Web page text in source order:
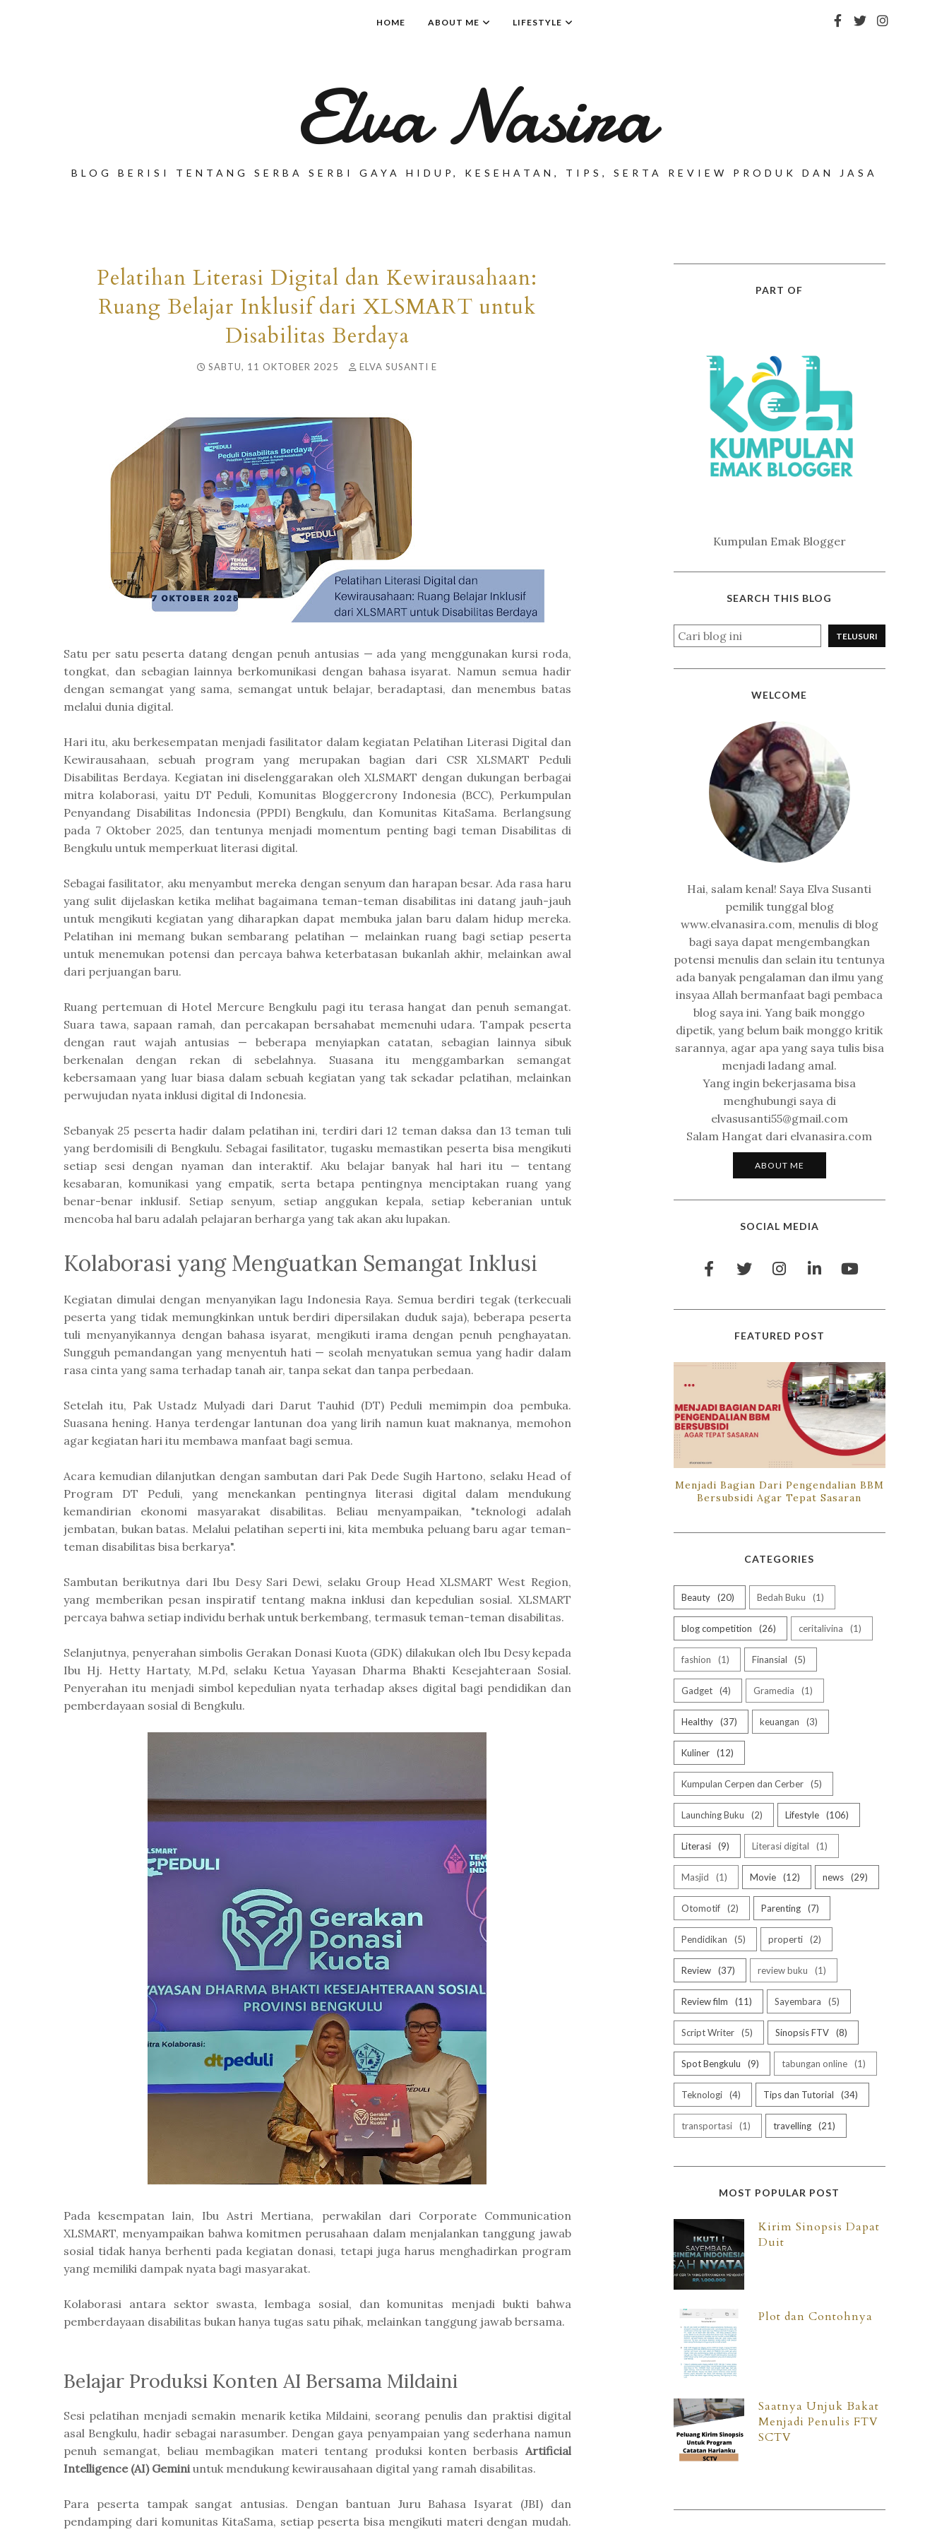
HOME ABOUT ME LIFESTYLE
Elva Nasira
BLOG BERISI TENTANG SERBA SERBI GAYA HIDUP, KESEHATAN, TIPS, SERTA REVIEW PRODUK DAN JASA
Pelatihan Literasi Digital dan Kewirausahaan:
Ruang Belajar Inklusif dari XLSMART untuk
Disabilitas Berdaya
SABTU, 11 OKTOBER 2025 ELVA SUSANTI E
Satu per satu peserta datang dengan penuh antusias — ada yang menggunakan kursi roda,
tongkat, dan sebagian lainnya berkomunikasi dengan bahasa isyarat. Namun semua hadir
dengan semangat yang sama, semangat untuk belajar, beradaptasi, dan menembus batas
melalui dunia digital.
Hari itu, aku berkesempatan menjadi fasilitator dalam kegiatan Pelatihan Literasi Digital dan
Kewirausahaan, sebuah program yang merupakan bagian dari CSR XLSMART Peduli
Disabilitas Berdaya. Kegiatan ini diselenggarakan oleh XLSMART dengan dukungan berbagai
mitra kolaborasi, yaitu DT Peduli, Komunitas Bloggercrony Indonesia (BCC), Perkumpulan
Penyandang Disabilitas Indonesia (PPDI) Bengkulu, dan Komunitas KitaSama. Berlangsung
pada 7 Oktober 2025, dan tentunya menjadi momentum penting bagi teman Disabilitas di
Bengkulu untuk memperkuat literasi digital.
Sebagai fasilitator, aku menyambut mereka dengan senyum dan harapan besar. Ada rasa haru
yang sulit dijelaskan ketika melihat bagaimana teman-teman disabilitas ini datang jauh-jauh
untuk mengikuti kegiatan yang diharapkan dapat membuka jalan baru dalam hidup mereka.
Pelatihan ini memang bukan sembarang pelatihan — melainkan ruang bagi setiap peserta
untuk menemukan potensi dan percaya bahwa keterbatasan bukanlah akhir, melainkan awal
dari perjuangan baru.
Ruang pertemuan di Hotel Mercure Bengkulu pagi itu terasa hangat dan penuh semangat.
Suara tawa, sapaan ramah, dan percakapan bersahabat memenuhi udara. Tampak peserta
dengan raut wajah antusias — beberapa menyiapkan catatan, sebagian lainnya sibuk
berkenalan dengan rekan di sebelahnya. Suasana itu menggambarkan semangat
kebersamaan yang luar biasa dalam sebuah kegiatan yang tak sekadar pelatihan, melainkan
perwujudan nyata inklusi digital di Indonesia.
Sebanyak 25 peserta hadir dalam pelatihan ini, terdiri dari 12 teman daksa dan 13 teman tuli
yang berdomisili di Bengkulu. Sebagai fasilitator, tugasku memastikan peserta bisa mengikuti
setiap sesi dengan nyaman dan interaktif. Aku belajar banyak hal hari itu — tentang
kesabaran, komunikasi yang empatik, serta betapa pentingnya menciptakan ruang yang
benar-benar inklusif. Setiap senyum, setiap anggukan kepala, setiap keberanian untuk
mencoba hal baru adalah pelajaran berharga yang tak akan aku lupakan.
Kolaborasi yang Menguatkan Semangat Inklusi
Kegiatan dimulai dengan menyanyikan lagu Indonesia Raya. Semua berdiri tegak (terkecuali
peserta yang tidak memungkinkan untuk berdiri dipersilakan duduk saja), beberapa peserta
tuli menyanyikannya dengan bahasa isyarat, mengikuti irama dengan penuh penghayatan.
Sungguh pemandangan yang menyentuh hati — seolah menyatukan semua yang hadir dalam
rasa cinta yang sama terhadap tanah air, tanpa sekat dan tanpa perbedaan.
Setelah itu, Pak Ustadz Mulyadi dari Darut Tauhid (DT) Peduli memimpin doa pembuka.
Suasana hening. Hanya terdengar lantunan doa yang lirih namun kuat maknanya, memohon
agar kegiatan hari itu membawa manfaat bagi semua.
Acara kemudian dilanjutkan dengan sambutan dari Pak Dede Sugih Hartono, selaku Head of
Program DT Peduli, yang menekankan pentingnya literasi digital dalam mendukung
kemandirian ekonomi masyarakat disabilitas. Beliau menyampaikan, "teknologi adalah
jembatan, bukan batas. Melalui pelatihan seperti ini, kita membuka peluang baru agar teman-
teman disabilitas bisa berkarya".
Sambutan berikutnya dari Ibu Desy Sari Dewi, selaku Group Head XLSMART West Region,
yang memberikan pesan inspiratif tentang makna inklusi dan kepedulian sosial. XLSMART
percaya bahwa setiap individu berhak untuk berkembang, termasuk teman-teman disabilitas.
Selanjutnya, penyerahan simbolis Gerakan Donasi Kuota (GDK) dilakukan oleh Ibu Desy kepada
Ibu Hj. Hetty Hartaty, M.Pd, selaku Ketua Yayasan Dharma Bhakti Kesejahteraan Sosial.
Penyerahan itu menjadi simbol kepedulian nyata terhadap akses digital bagi pendidikan dan
pemberdayaan sosial di Bengkulu.
Pada kesempatan lain, Ibu Astri Mertiana, perwakilan dari Corporate Communication
XLSMART, menyampaikan bahwa komitmen perusahaan dalam menjalankan tanggung jawab
sosial tidak hanya berhenti pada kegiatan donasi, tetapi juga harus menghadirkan program
yang memiliki dampak nyata bagi masyarakat.
Kolaborasi antara sektor swasta, lembaga sosial, dan komunitas menjadi bukti bahwa
pemberdayaan disabilitas bukan hanya tugas satu pihak, melainkan tanggung jawab bersama.
Belajar Produksi Konten AI Bersama Mildaini
Sesi pelatihan menjadi semakin menarik ketika Mildaini, seorang penulis dan praktisi digital
asal Bengkulu, hadir sebagai narasumber. Dengan gaya penyampaian yang sederhana namun
penuh semangat, beliau membagikan materi tentang produksi konten berbasis Artificial
Intelligence (AI) Geminiuntuk mendukung kewirausahaan digital yang ramah disabilitas.
Para peserta tampak sangat antusias. Dengan bantuan Juru Bahasa Isyarat (JBI) dan
pendamping dari komunitas KitaSama, setiap peserta bisa mengikuti materi dengan mudah.
PART OF
Kumpulan Emak Blogger
SEARCH THIS BLOG
WELCOME
Hai, salam kenal! Saya Elva Susanti
pemilik tunggal blog
www.elvanasira.com, menulis di blog
bagi saya dapat mengembangkan
potensi menulis dan selain itu tentunya
ada banyak pengalaman dan ilmu yang
insyaa Allah bermanfaat bagi pembaca
blog saya ini. Yang baik monggo
dipetik, yang belum baik monggo kritik
sarannya, agar apa yang saya tulis bisa
menjadi ladang amal.
Yang ingin bekerjasama bisa
menghubungi saya di
elvasusanti55@gmail.com
Salam Hangat dari elvanasira.com
ABOUT ME
SOCIAL MEDIA
FEATURED POST
Menjadi Bagian Dari Pengendalian BBM
Bersubsidi Agar Tepat Sasaran
CATEGORIES
Beauty 20 Bedah Buku 1
blog competition 26 ceritalivina 1
fashion 1 Finansial 5
Gadget 4 Gramedia 1
Healthy 37 keuangan 3
Kuliner 12
Kumpulan Cerpen dan Cerber 5
Launching Buku 2 Lifestyle 106
Literasi 9 Literasi digital 1
Masjid 1 Movie 12 news 29
Otomotif 2 Parenting 7
Pendidikan 5 properti 2
Review 37 review buku 1
Review film 11 Sayembara 5
Script Writer 5 Sinopsis FTV 8
Spot Bengkulu 9 tabungan online 1
Teknologi 4 Tips dan Tutorial 34
transportasi 1 travelling 21
MOST POPULAR POST
Kirim Sinopsis Dapat
Duit
Plot dan Contohnya
Saatnya Unjuk Bakat
Menjadi Penulis FTV
SCTV